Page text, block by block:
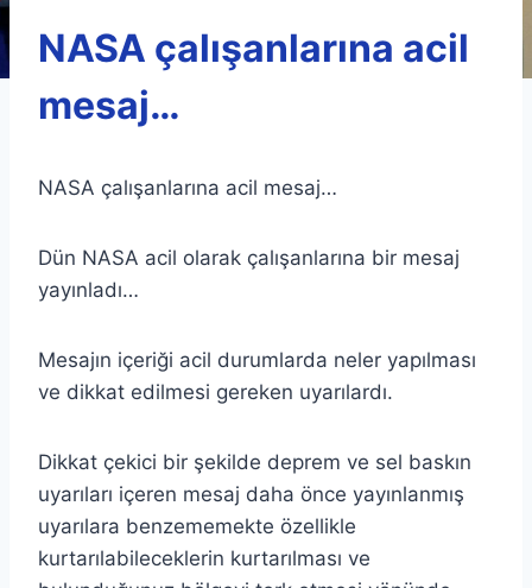
NASA çalışanlarına acil
mesaj…
NASA çalışanlarına acil mesaj…
Dün NASA acil olarak çalışanlarına bir mesaj
yayınladı…
Mesajın içeriği acil durumlarda neler yapılması
ve dikkat edilmesi gereken uyarılardı.
Dikkat çekici bir şekilde deprem ve sel baskın
uyarıları içeren mesaj daha önce yayınlanmış
uyarılara benzememekte özellikle
kurtarılabileceklerin kurtarılması ve